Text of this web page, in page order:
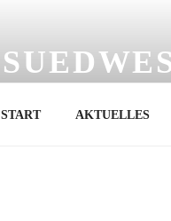
START AKTUELLES